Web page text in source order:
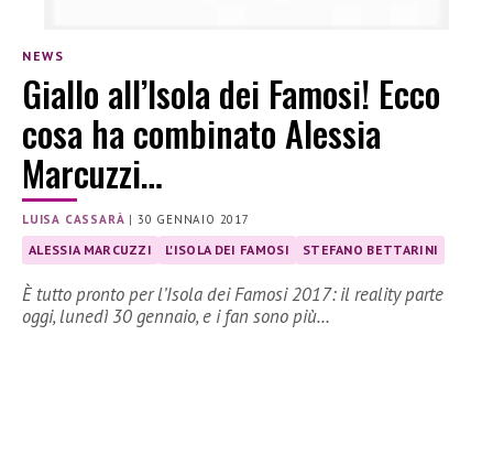
NEWS
Giallo all’Isola dei Famosi! Ecco
cosa ha combinato Alessia
Marcuzzi…
LUISA CASSARÀ | 30 GENNAIO 2017
ALESSIA MARCUZZI L'ISOLA DEI FAMOSI STEFANO BETTARINI
È tutto pronto per l’Isola dei Famosi 2017: il reality parte
oggi, lunedì 30 gennaio, e i fan sono più…